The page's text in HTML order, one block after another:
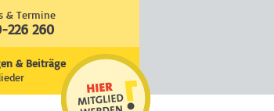
& Termine
226 260
& Beiträge